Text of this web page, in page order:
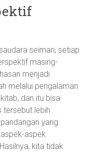
seiman, setiap
masing-
menjadi
melalui pengalaman
dan itu bisa
tersebut lebih
yang
aspek
kita tidak